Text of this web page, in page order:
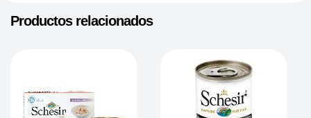
Productos relacionados